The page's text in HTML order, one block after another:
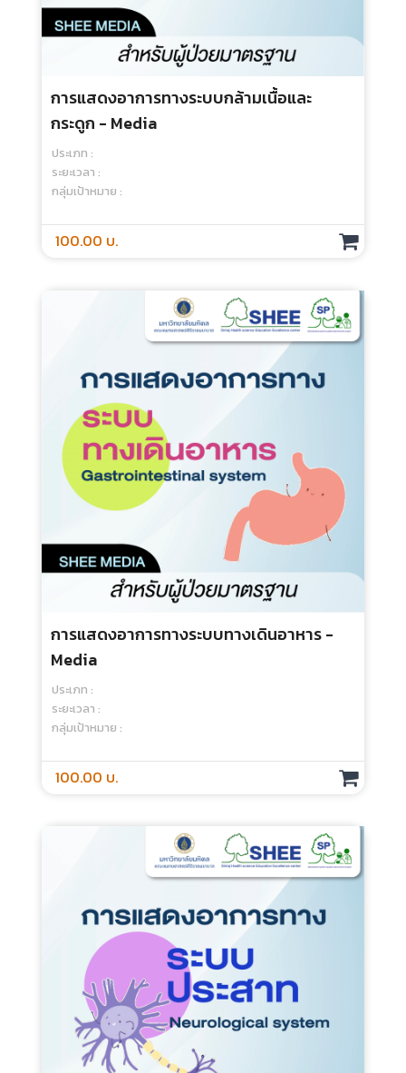
250.00 บ.
การแสดงอาการทางระบบกล้ามเนื้อและ
กระดูก - Media
ประเภท :
ระยะเวลา :
กลุ่มเป้าหมาย :
100.00 บ.
การแสดงอาการทางระบบทางเดินอาหาร -
Media
ประเภท :
ระยะเวลา :
กลุ่มเป้าหมาย :